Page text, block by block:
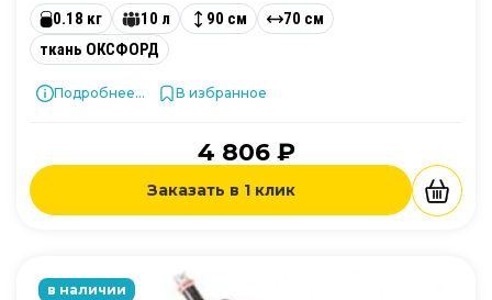
0.18 кг 10 л 90 см
70 см
ткань ОКСФОРД
Подробнее... В избранное
4 806 ₽
Заказать в 1 клик
в наличии